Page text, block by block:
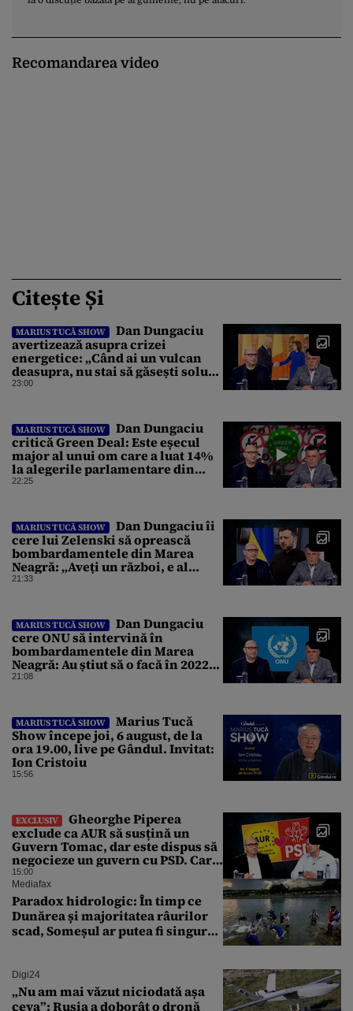
Recomandarea video
Citește Și
MARIUS TUCĂ SHOW
Dan Dungaciu
avertizează asupra crizei
energetice: „Când ai un vulcan
deasupra, nu stai să găsești soluții
cu leucoplast”
23:00
MARIUS TUCĂ SHOW
Dan Dungaciu
critică Green Deal: Este eșecul
major al unui om care a luat 14%
la alegerile parlamentare din
Olanda
22:25
MARIUS TUCĂ SHOW
Dan Dungaciu îi
cere lui Zelenski să oprească
bombardamentele din Marea
Neagră: „Aveți un război, e al
vostru, dar lăsați restul să
21:33
MARIUS TUCĂ SHOW
Dan Dungaciu
cere ONU să intervină în
bombardamentele din Marea
Neagră: Au știut să o facă în 2022
ca să salveze grânele ucrainene
21:08
MARIUS TUCĂ SHOW
Marius Tucă
Show începe joi, 6 august, de la
ora 19.00, live pe Gândul. Invitat:
Ion Cristoiu
15:56
EXCLUSIV
Gheorghe Piperea
exclude ca AUR să susțină un
Guvern Tomac, dar este dispus să
negocieze un guvern cu PSD. Care
sunt condițiile
15:00
Mediafax
Paradox hidrologic: În timp ce
Dunărea și majoritatea râurilor
scad, Someșul ar putea fi singurul
Digi24
„Nu am mai văzut niciodată așa
ceva”: Rusia a doborât o dronă